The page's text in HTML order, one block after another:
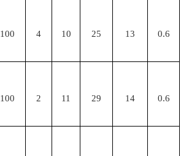
100 4 10 25 13 0.6
100 2 11 29 14 0.6